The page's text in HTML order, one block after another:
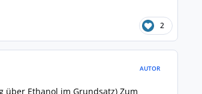
2
AUTOR
über Ethanol im Grundsatz) Zum